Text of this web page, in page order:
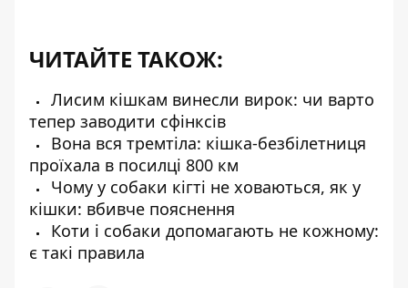
ЧИТАЙТЕ ТАКОЖ:
Лисим кішкам винесли вирок: чи варто
тепер заводити сфінксів
Вона вся тремтіла: кішка-безбілетниця
проїхала в посилці 800 км
Чому у собаки кігті не ховаються, як у
кішки: вбивче пояснення
Коти і собаки допомагають не кожному:
є такі правила